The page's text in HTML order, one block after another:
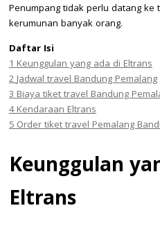
Penumpang tidak perlu datang
kerumunan banyak orang.
Daftar Isi
1Keunggulan yang ada di Eltrans
2Jadwal travel Bandung Pemalang
3Biaya tiket travel Bandung
4Kendaraan Eltrans
5Order tiket travel Pemalang
Keunggulan
Eltrans